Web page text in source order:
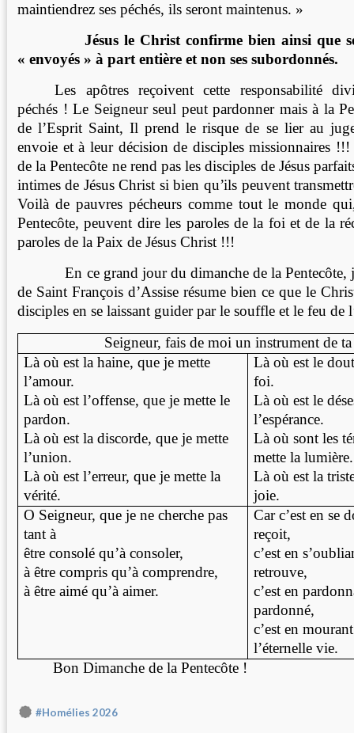
maintiendrez ses péchés, ils seront maintenus. »
Jésus le Christ confirme bien ainsi que
« envoyés » à part entière et non ses subordonnés.
Les apôtres reçoivent cette responsabilité
péchés ! Le Seigneur seul peut pardonner mais à la
de l’Esprit Saint, Il prend le risque de se lier au
envoie et à leur décision de disciples missionnaires
de la Pentecôte ne rend pas les disciples de Jésus
intimes de Jésus Christ si bien qu’ils peuvent
Voilà de pauvres pécheurs comme tout le monde
Pentecôte, peuvent dire les paroles de la foi et de la
paroles de la Paix de Jésus Christ !!!
En ce grand jour du dimanche de la Pentecôte, je
de Saint François d’Assise résume bien ce que le
disciples en se laissant guider par le souffle et le feu de
Seigneur, fais de moi un instrument de
Là où est la haine, que je mette
l’amour.
Là où est l’offense, que je mette le
pardon.
Là où est la discorde, que je mette
l’union.
Là où est l’erreur, que je mette la
vérité.
Là où est le
foi.
Là où est le
l’espérance.
Là où sont les
mette la lumière.
Là où est la
joie.
O Seigneur, que je ne cherche pas
tant à
être consolé qu’à consoler,
à être compris qu’à comprendre,
à être aimé qu’à aimer.
Car c’est en se
reçoit,
c’est en
retrouve,
c’est en
pardonné,
c’est en
l’éternelle vie.
Bon Dimanche de la Pentecôte !
#Homélies 2026